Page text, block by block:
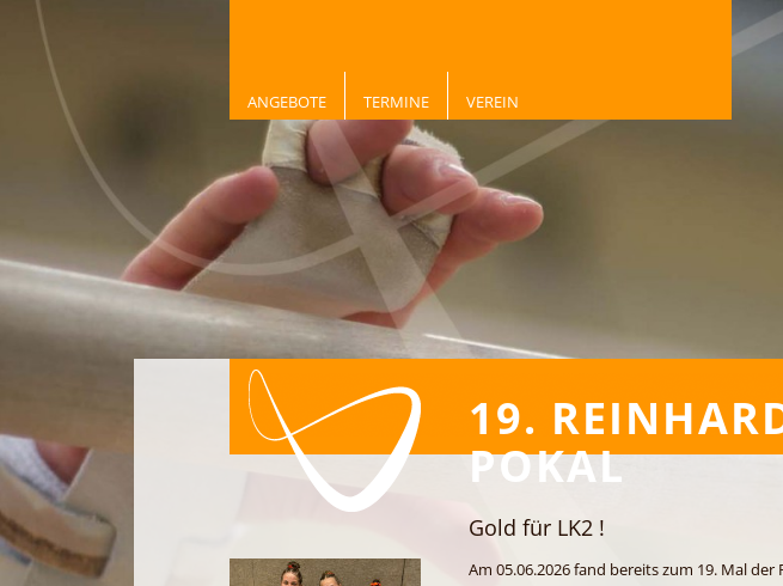
ANGEBOTE TERMINE VEREIN
19.
POKAL
Gold für LK2 !
Am 05.06.2026 fand bereits zum 19. Mal